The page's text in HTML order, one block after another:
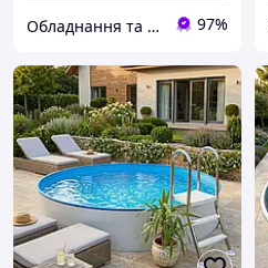
Обладнання та хімія для басейнів з доставкою по всій Україні 97%